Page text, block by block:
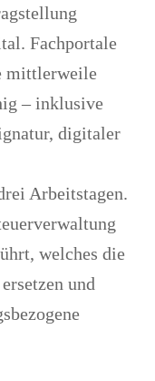
Fachportale
mittlerweile
– inklusive
digitaler
Arbeitstagen.
welches die
und